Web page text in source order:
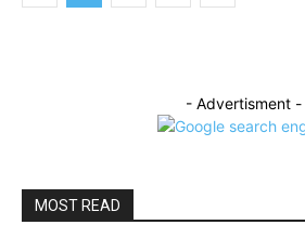
- Advertisment -
MOST READ